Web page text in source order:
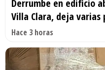
Derrumbe en edificio
Villa Clara, deja varias
Hace 3 horas